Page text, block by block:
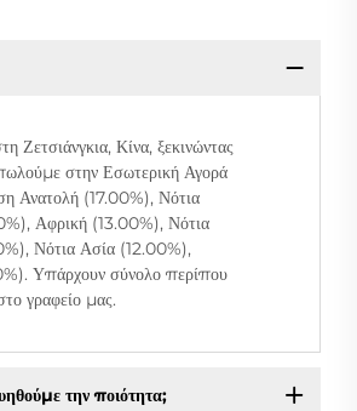
Ζετσιάνγκια, Κίνα, ξεκινώντας
στην Εσωτερική Αγορά
Ανατολή (17.00%), Νότια
Αφρική (13.00%), Νότια
Νότια Ασία (12.00%),
Υπάρχουν σύνολο περίπου
γραφείο μας.
την ποιότητα;